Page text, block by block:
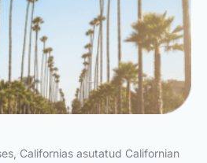
Californias asutatud Californian